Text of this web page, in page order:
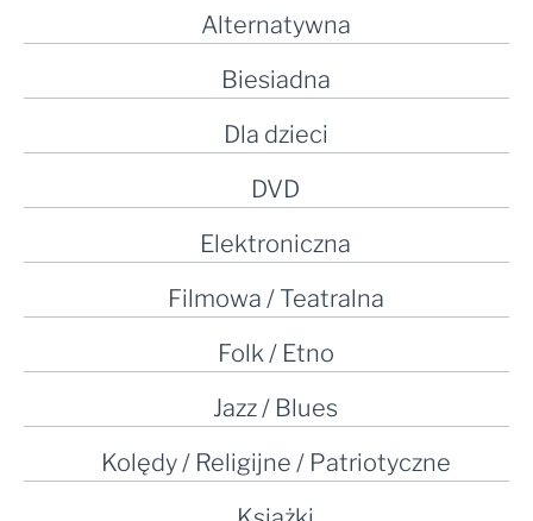
Alternatywna
Biesiadna
Dla dzieci
DVD
Elektroniczna
Filmowa / Teatralna
Folk / Etno
Jazz / Blues
Kolędy / Religijne / Patriotyczne